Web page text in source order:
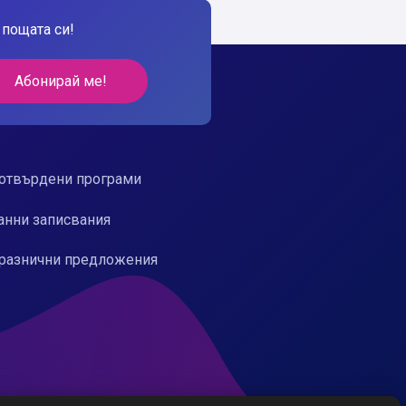
си!
Абонирай ме!
програми
записвания
предложения